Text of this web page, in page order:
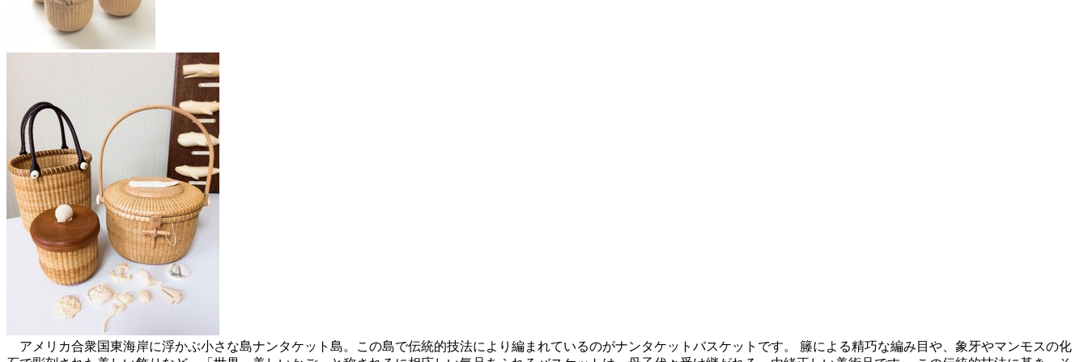
アメリカ合衆国東海岸に浮かぶ小さな島ナンタケット島。この島で伝統的技法により編まれているのがナンタケットバスケットです。 籐による精巧な編み目や、象牙やマンモスの化